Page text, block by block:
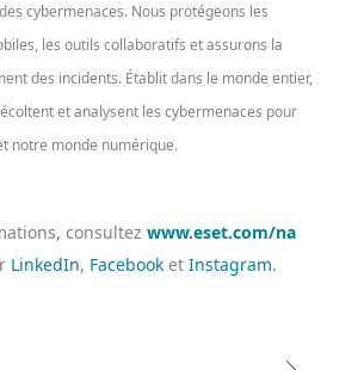
cybermenaces. Nous protégeons les
les outils collaboratifs et assurons la
des incidents. Établit dans le monde entier,
et analysent les cybermenaces pour
notre monde numérique.
consultez www.eset.com/na
LinkedIn, Facebook et Instagram.